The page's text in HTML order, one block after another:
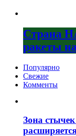
Страна
ракеты
Популярно
Свежие
Комменты
Зона